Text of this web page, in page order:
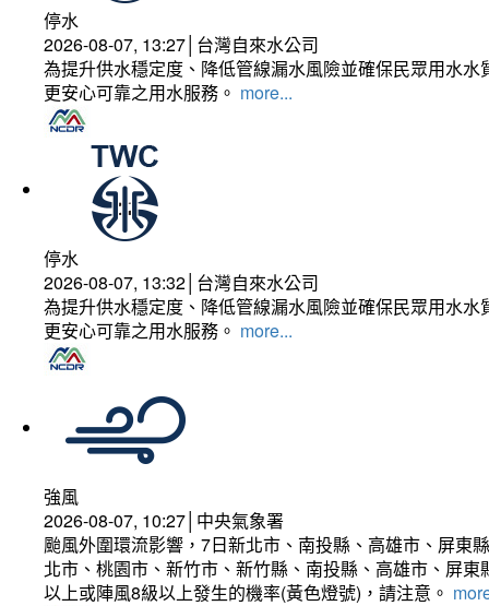
停水
2026-08-07, 13:27│台灣自來水公司
為提升供水穩定度、降低管線漏水風險並確保民眾用水
更安心可靠之用水服務。 more...
停水
2026-08-07, 13:32│台灣自來水公司
為提升供水穩定度、降低管線漏水風險並確保民眾用水
更安心可靠之用水服務。 more...
強風
2026-08-07, 10:27│中央氣象署
颱風外圍環流影響，7日新北市、南投縣、高雄市、屏東
北市、桃園市、新竹市、新竹縣、南投縣、高雄市、屏
以上或陣風8級以上發生的機率(黃色燈號)，請注意。